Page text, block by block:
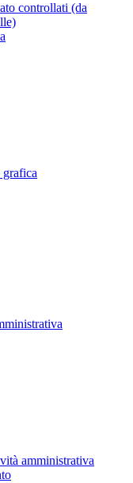
controllati (da
grafica
amministrativa